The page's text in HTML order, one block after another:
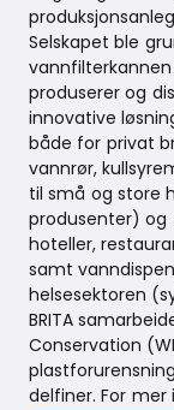
Selskapet ble
produserer og
innovative
både for privat
vannrør,
til små og store
produsenter) og
hoteller,
samt
helsesektoren
BRITA
Conservation
delfiner. For